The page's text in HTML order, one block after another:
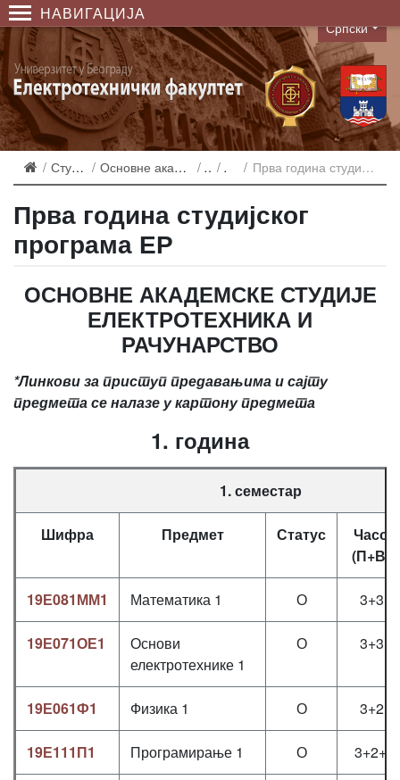
НАВИГАЦИЈА
Language
Српски
Студирање Основне академске студије ЕР 2019Прва година студијског програма ЕР
Прва година студијског
програма ЕР
ОСНОВНЕ АКАДЕМСКЕ СТУДИЈЕ
ЕЛЕКТРОТЕХНИКА И
РАЧУНАРСТВО
*Линкови за приступ предавањима и сајту
предмета се налазе у картону предмета
1. година
1. семестар
Шифра Предмет Статус
19Е081ММ1 Математика 1 О 3+3+0
19Е071ОЕ1
Основи
електротехнике 1
О 3+3+0
19Е061Ф1 Физика 1 О 3+2+0
19Е111П1 Програмирање 1 О